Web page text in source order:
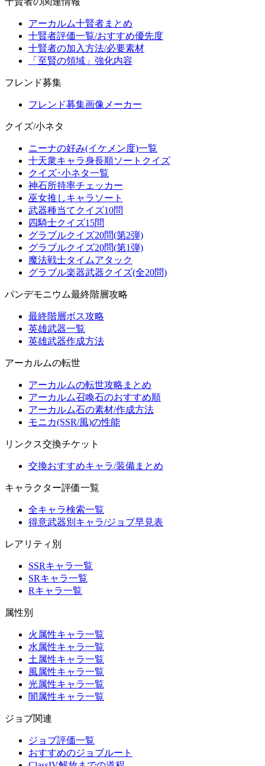
アーカルム十賢者まとめ
十賢者評価一覧/おすすめ優先度
十賢者の加入方法/必要素材
「至賢の領域」強化内容
フレンド募集
フレンド募集画像メーカー
クイズ/小ネタ
ニーナの好み(イケメン度)一覧
十天衆キャラ身長順ソートクイズ
クイズ･小ネタ一覧
神石所持率チェッカー
巫女推しキャラソート
武器種当てクイズ10問
四騎士クイズ15問
グラブルクイズ20問(第2弾)
グラブルクイズ20問(第1弾)
魔法戦士タイムアタック
グラブル楽器武器クイズ(全20問)
パンデモニウム最終階層攻略
最終階層ボス攻略
英雄武器一覧
英雄武器作成方法
アーカルムの転世
アーカルムの転世攻略まとめ
アーカルム召喚石のおすすめ順
アーカルム石の素材/作成方法
モニカ(SSR/風)の性能
リンクス交換チケット
交換おすすめキャラ/装備まとめ
キャラクター評価一覧
全キャラ検索一覧
得意武器別キャラ/ジョブ早見表
レアリティ別
SSRキャラ一覧
SRキャラ一覧
Rキャラ一覧
属性別
火属性キャラ一覧
水属性キャラ一覧
土属性キャラ一覧
風属性キャラ一覧
光属性キャラ一覧
闇属性キャラ一覧
ジョブ関連
ジョブ評価一覧
おすすめのジョブルート